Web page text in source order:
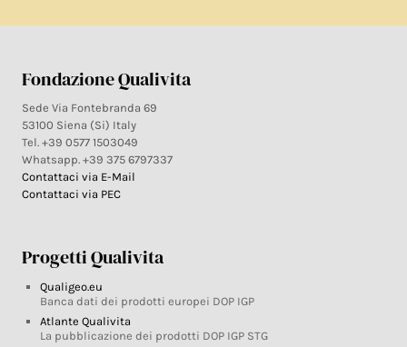
Fondazione Qualivita
Sede Via Fontebranda 69
53100 Siena (Si) Italy
Tel. +39 0577 1503049
Whatsapp. +39 375 6797337
Contattaci via E-Mail
Contattaci via PEC
Progetti Qualivita
Qualigeo.eu
Banca dati dei prodotti europei DOP IGP
Atlante Qualivita
La pubblicazione dei prodotti DOP IGP STG